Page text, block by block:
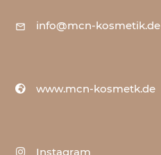
info@mcn-kosmetik.de
www.mcn-kosmetk.de
Instagram